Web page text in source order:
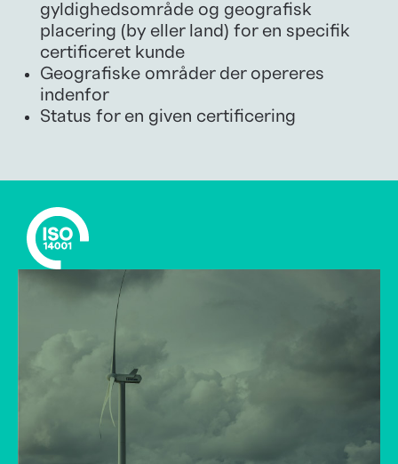
gyldighedsområde og geografisk
placering (by eller land) for en specifik
certificeret kunde
Geografiske områder der opereres
indenfor
Status for en given certificering